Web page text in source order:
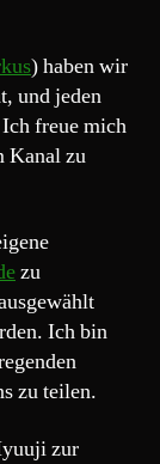
) haben wir
und jeden
freue mich
Kanal zu
zu
Ich bin
zu teilen.
zur